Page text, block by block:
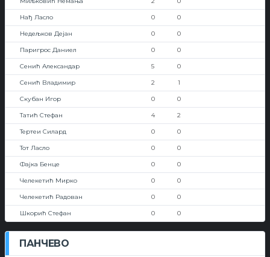
Нађ Ласло 0 0
Недељков Дејан 0 0
Паригрос Даниел 0 0
Сенић Александар 5 0
Сенић Владимир 2 1
Скубан Игор 0 0
Татић Стефан 4 2
Тертеи Силард 0 0
Тот Ласло 0 0
Фајка Бенце 0 0
Челекетић Мирко 0 0
Челекетић Радован 0 0
Шкорић Стефан 0 0
ПАНЧЕВО